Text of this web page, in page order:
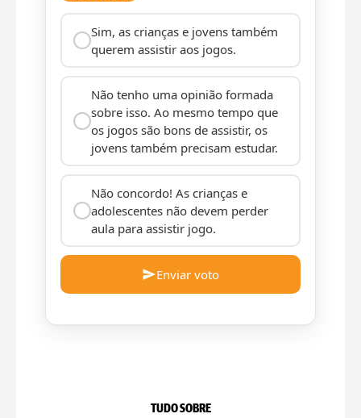
Sim, as crianças e jovens também
querem assistir aos jogos.
Não tenho uma opinião formada
sobre isso. Ao mesmo tempo que
os jogos são bons de assistir, os
jovens também precisam estudar.
Não concordo! As crianças e
adolescentes não devem perder
aula para assistir jogo.
Enviar voto
TUDO SOBRE